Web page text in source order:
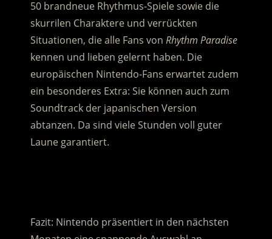
50 brandneue Rhythmus-Spiele sowie die
skurrilen Charaktere und verrückten
Situationen, die alle Fans von Rhythm Paradise
kennen und lieben gelernt haben. Die
europäischen Nintendo-Fans erwartet zudem
ein besonderes Extra: Sie können auch zum
Soundtrack der japanischen Version
abtanzen. Da sind viele Stunden voll guter
Laune garantiert.
Fazit: Nintendo präsentiert in den nächsten